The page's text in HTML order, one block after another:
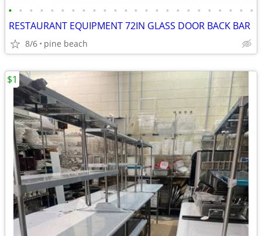
• • • • • • • • • • • • • • • • • • • • • • • •
RESTAURANT EQUIPMENT 72IN GLASS DOOR BACK BAR
8/6 pine beach
$1